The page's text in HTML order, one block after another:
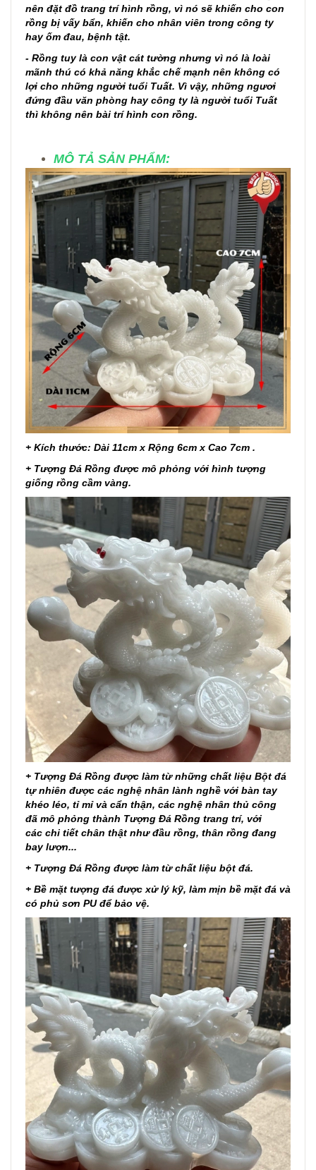
nên đặt đồ trang trí hình rồng, vì nó sẽ khiến cho con
rồng bị vấy bẩn, khiến cho nhân viên trong công ty
hay ốm đau, bệnh tật.
- Rồng tuy là con vật cát tường nhưng vì nó là loài
mãnh thú có khả năng khắc chế mạnh nên không có
lợi cho những người tuổi Tuất. Vì vậy, những ngươi
đứng đầu văn phòng hay công ty là người tuổi Tuất
thì không nên bài trí hình con rồng.
MÔ TẢ SẢN PHẨM:
+ Kích thước: Dài 11cm x Rộng 6cm x Cao 7cm .
+ Tượng Đá Rồng được mô phỏng với hình tượng
giống rồng cầm vàng.
+ Tượng Đá Rồng được làm từ những chất liệu Bột đá
tự nhiên được các nghệ nhân lành nghề với bàn tay
khéo léo, tỉ mỉ và cẩn thận, các nghệ nhân thủ công
đã mô phỏng thành Tượng Đá Rồng trang trí, với
các chi tiết chân thật như đầu rồng, thân rồng đang
bay lượn...
+ Tượng Đá Rồng được làm từ chất liệu bột đá.
+ Bề mặt tượng đá được xử lý kỹ, làm mịn bề mặt đá và
có phủ sơn PU để bảo vệ.